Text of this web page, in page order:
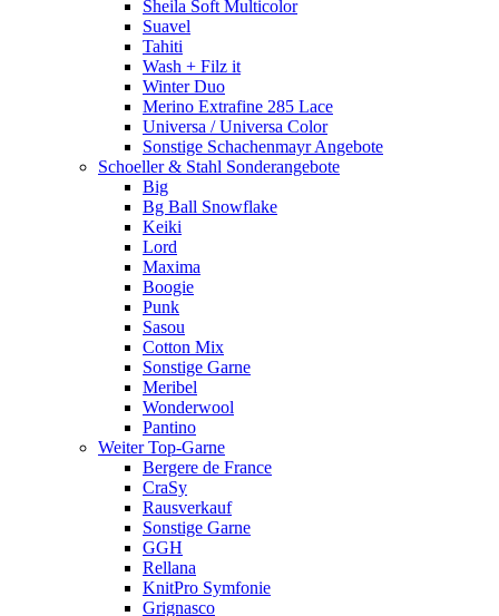
Sheila Soft Multicolor
Suavel
Tahiti
Wash + Filz it
Winter Duo
Merino Extrafine 285 Lace
Universa / Universa Color
Sonstige Schachenmayr Angebote
Schoeller & Stahl Sonderangebote
Big
Bg Ball Snowflake
Keiki
Lord
Maxima
Boogie
Punk
Sasou
Cotton Mix
Sonstige Garne
Meribel
Wonderwool
Pantino
Weiter Top-Garne
Bergere de France
CraSy
Rausverkauf
Sonstige Garne
GGH
Rellana
KnitPro Symfonie
Grignasco